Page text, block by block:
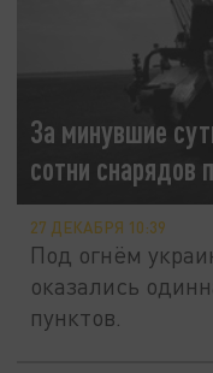
За минувшие
сотни снарядов
27 ДЕКАБРЯ 10:39
Под огнём
оказались
пунктов.